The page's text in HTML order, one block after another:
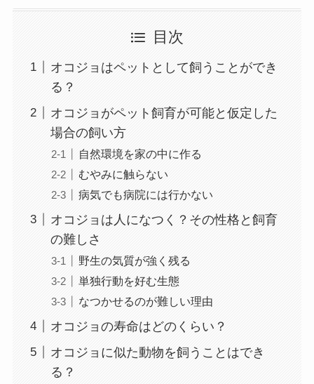
目次
オコジョはペットとして飼うことができ
る？
オコジョがペット飼育が可能と仮定した
場合の飼い方
自然環境を家の中に作る
むやみに触らない
病気でも病院には行かない
オコジョは人になつく？その性格と飼育
の難しさ
野生の気質が強く残る
単独行動を好む生態
なつかせるのが難しい理由
オコジョの寿命はどのくらい？
オコジョに似た動物を飼うことはでき
る？